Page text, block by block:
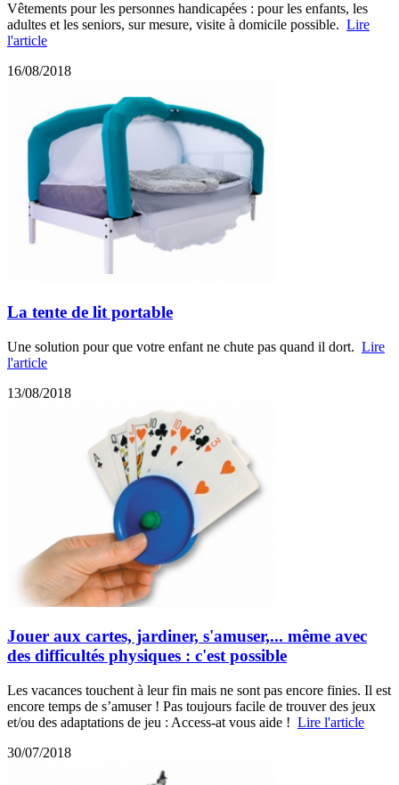
Vêtements pour les personnes handicapées : pour les enfants, les
adultes et les seniors, sur mesure, visite à domicile possible. Lire
l'article
16/08/2018
La tente de lit portable
Une solution pour que votre enfant ne chute pas quand il dort. Lire
l'article
13/08/2018
Jouer aux cartes, jardiner, s'amuser,... même avec
des difficultés physiques : c'est possible
Les vacances touchent à leur fin mais ne sont pas encore finies. Il est
encore temps de s’amuser ! Pas toujours facile de trouver des jeux
et/ou des adaptations de jeu : Access-at vous aide ! Lire l'article
30/07/2018